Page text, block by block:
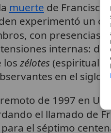
muerte de
experimentó un
con presencias
internas:
loszélotes
en el siglo
de 1997 en
el llamado de
para el séptimo